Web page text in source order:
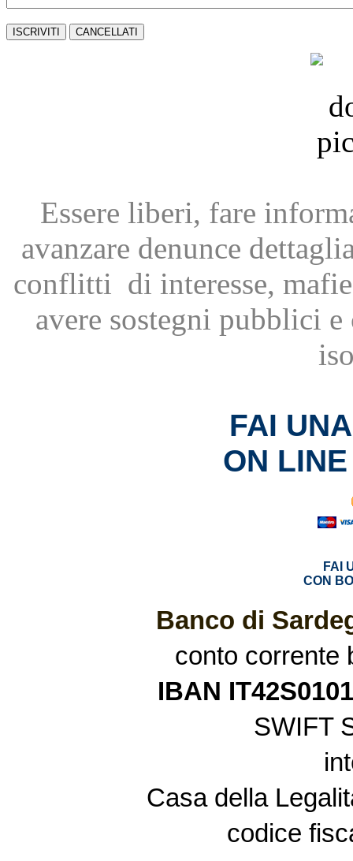
Essere liberi, fare
avanzare denunce
conflitti di interesse,
avere sostegni pubblici
FAI
ON
FAI
CON
Banco di
conto corrente
IBAN
SWIFT
Casa della
codice